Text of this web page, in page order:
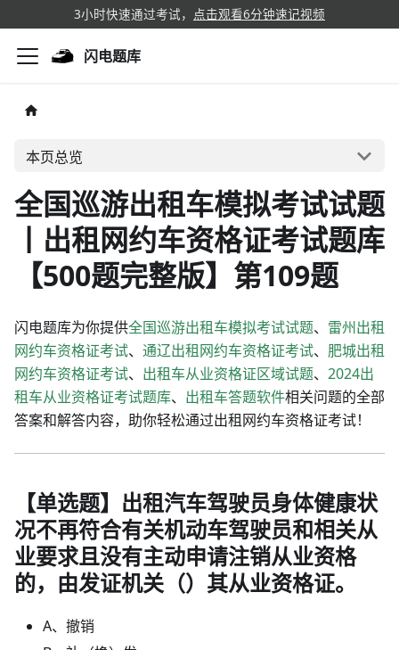
3小时快速通过考试， 点击观看6分钟速记视频
闪电题库
本页总览
全国巡游出租车模拟考试试题
丨出租网约车资格证考试题库
【500题完整版】第109题
闪电题库为你提供全国巡游出租车模拟考试试题、 雷州出租
网约车资格证考试、 通辽出租网约车资格证考试、 肥城出租
网约车资格证考试、 出租车从业资格证区域试题、 2024出
租车从业资格证考试题库、 出租车答题软件相关问题的全部
答案和解答内容，助你轻松通过出租网约车资格证考试！
【单选题】出租汽车驾驶员身体健康状
况不再符合有关机动车驾驶员和相关从
业要求且没有主动申请注销从业资格
的，由发证机关（）其从业资格证。
A、撤销